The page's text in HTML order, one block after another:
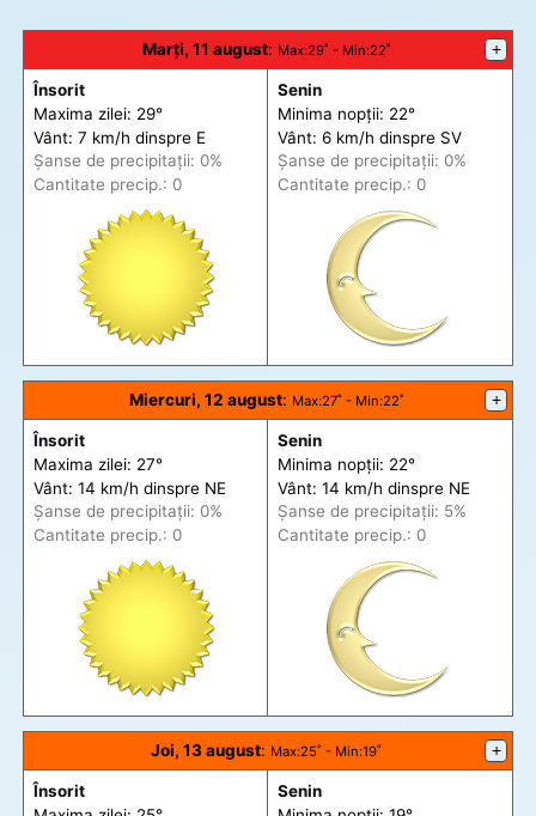
Marți, 11 august: Max:29˚ - Min:22˚ +
Însorit
Maxima zilei: 29°
Vânt: 7 km/h dinspre E
Șanse de precipitații: 0%
Cantitate precip.: 0
Senin
Minima nopții: 22°
Vânt: 6 km/h dinspre SV
Șanse de precipitații: 0%
Cantitate precip.: 0
Miercuri, 12 august: Max:27˚ - Min:22˚ +
Însorit
Maxima zilei: 27°
Vânt: 14 km/h dinspre NE
Șanse de precipitații: 0%
Cantitate precip.: 0
Senin
Minima nopții: 22°
Vânt: 14 km/h dinspre NE
Șanse de precipitații: 5%
Cantitate precip.: 0
Joi, 13 august: Max:25˚ - Min:19˚ +
Însorit
Senin